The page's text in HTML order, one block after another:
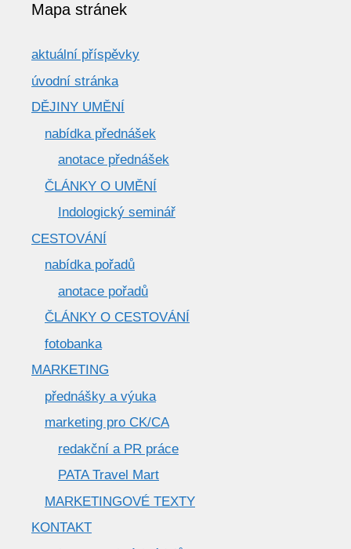
Mapa stránek
aktuální příspěvky
úvodní stránka
DĚJINY UMĚNÍ
nabídka přednášek
anotace přednášek
ČLÁNKY O UMĚNÍ
Indologický seminář
CESTOVÁNÍ
nabídka pořadů
anotace pořadů
ČLÁNKY O CESTOVÁNÍ
fotobanka
MARKETING
přednášky a výuka
marketing pro CK/CA
redakční a PR práce
PATA Travel Mart
MARKETINGOVÉ TEXTY
KONTAKT